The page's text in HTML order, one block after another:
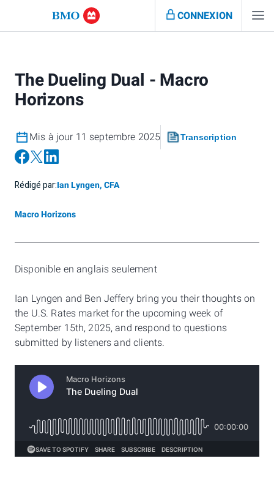
CONNEXION
The Dueling Dual - Macro
Horizons
Mis à jour 11 septembre 2025 Transcription
Rédigé par:Ian Lyngen, CFA
Macro Horizons
Disponible en anglais seulement
Ian Lyngen and Ben Jeffery bring you their thoughts on
the U.S. Rates market for the upcoming week of
September 15th, 2025, and respond to questions
submitted by listeners and clients.